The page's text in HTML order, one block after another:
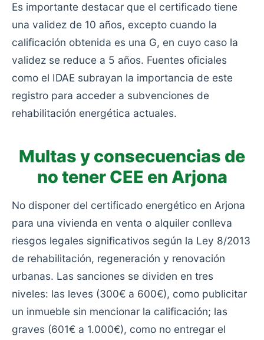
Es importante destacar que el certificado tiene
una validez de 10 años, excepto cuando la
calificación obtenida es una G, en cuyo caso la
validez se reduce a 5 años. Fuentes oficiales
como el IDAE subrayan la importancia de este
registro para acceder a subvenciones de
rehabilitación energética actuales.
Multas y consecuencias de
no tener CEE en Arjona
No disponer del certificado energético en Arjona
para una vivienda en venta o alquiler conlleva
riesgos legales significativos según la Ley 8/2013
de rehabilitación, regeneración y renovación
urbanas. Las sanciones se dividen en tres
niveles: las leves (300€ a 600€), como publicitar
un inmueble sin mencionar la calificación; las
graves (601€ a 1.000€), como no entregar el